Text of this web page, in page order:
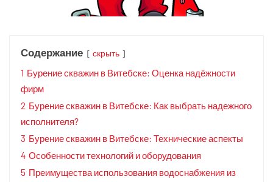
Содержание скрыть
1 Бурение скважин в Витебске: Оценка надёжности
фирм
2 Бурение скважин в Витебске: Как выбрать надежного
исполнителя?
3 Бурение скважин в Витебске: Технические аспекты
4 Особенности технологий и оборудования
5 Преимущества использования водоснабжения из